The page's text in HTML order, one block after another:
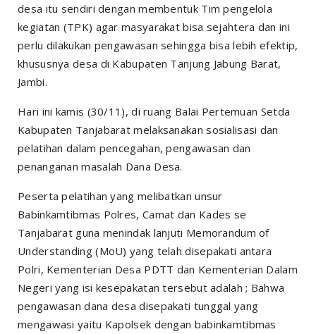
desa itu sendiri dengan membentuk Tim pengelola
kegiatan (TPK) agar masyarakat bisa sejahtera dan ini
perlu dilakukan pengawasan sehingga bisa lebih efektip,
khususnya desa di Kabupaten Tanjung Jabung Barat,
Jambi.
Hari ini kamis (30/11), di ruang Balai Pertemuan Setda
Kabupaten Tanjabarat melaksanakan sosialisasi dan
pelatihan dalam pencegahan, pengawasan dan
penanganan masalah Dana Desa.
Peserta pelatihan yang melibatkan unsur
Babinkamtibmas Polres, Camat dan Kades se
Tanjabarat guna menindak lanjuti Memorandum of
Understanding (MoU) yang telah disepakati antara
Polri, Kementerian Desa PDTT dan Kementerian Dalam
Negeri yang isi kesepakatan tersebut adalah ; Bahwa
pengawasan dana desa disepakati tunggal yang
mengawasi yaitu Kapolsek dengan babinkamtibmas